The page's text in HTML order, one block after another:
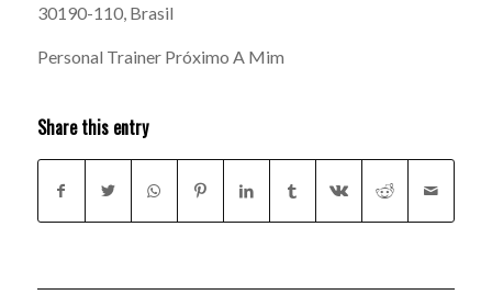
30190-110, Brasil
Personal Trainer Próximo A Mim
Share this entry